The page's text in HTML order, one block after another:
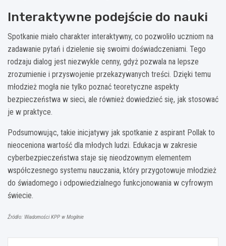
Interaktywne podejście do nauki
Spotkanie miało charakter interaktywny, co pozwoliło uczniom na
zadawanie pytań i dzielenie się swoimi doświadczeniami. Tego
rodzaju dialog jest niezwykle cenny, gdyż pozwala na lepsze
zrozumienie i przyswojenie przekazywanych treści. Dzięki temu
młodzież mogła nie tylko poznać teoretyczne aspekty
bezpieczeństwa w sieci, ale również dowiedzieć się, jak stosować
je w praktyce.
Podsumowując, takie inicjatywy jak spotkanie z aspirant Pollak to
nieoceniona wartość dla młodych ludzi. Edukacja w zakresie
cyberbezpieczeństwa staje się nieodzownym elementem
współczesnego systemu nauczania, który przygotowuje młodzież
do świadomego i odpowiedzialnego funkcjonowania w cyfrowym
świecie.
Źródło: Wiadomości KPP w Mogilnie